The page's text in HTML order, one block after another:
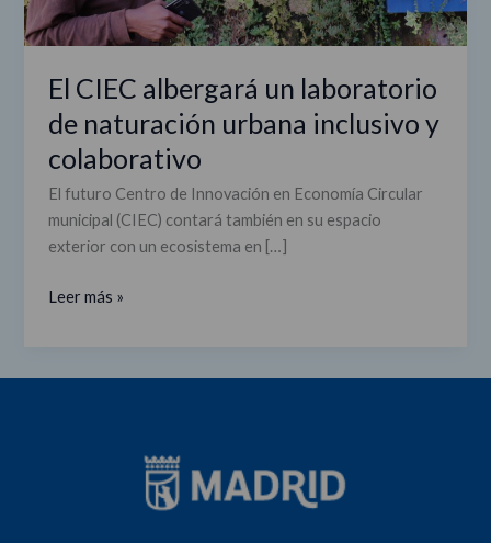
El CIEC albergará un laboratorio
de naturación urbana inclusivo y
colaborativo
El futuro Centro de Innovación en Economía Circular
municipal (CIEC) contará también en su espacio
exterior con un ecosistema en […]
colaborativo
Leer más »